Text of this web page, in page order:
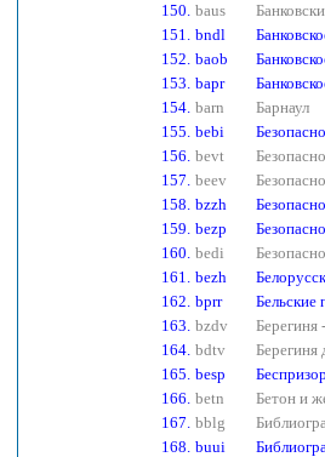
150. baus
151. bndl
152. baob
153. bapr
154. barn
Барнаул
155. bebi
156. bevt
157. beev
158. bzzh
159. bezp
160. bedi
161. bezh
162. bprr
Бельские
163. bzdv
Берегиня
164. bdtv
Берегиня
165. besp
166. betn
Бетон и
167. bblg
168. buui